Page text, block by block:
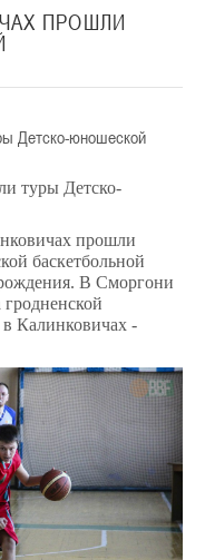
ПРОШЛИ
Детско-юношеской
туры Детско-
прошли
баскетбольной
В Сморгони
-